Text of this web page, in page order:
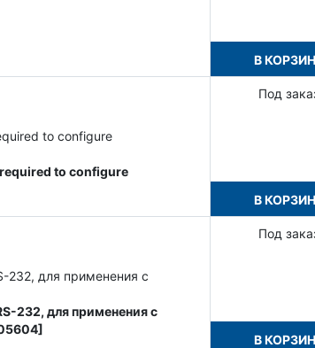
В
to configure
to configure
Под
В
232, для применения с
232, для применения с
Под
В